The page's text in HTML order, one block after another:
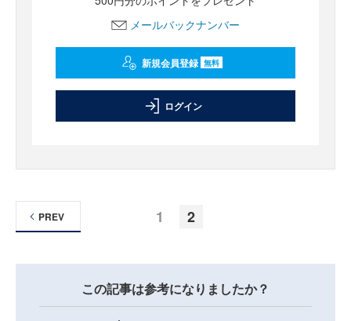
メールバックナンバー
新規会員登録 無料
ログイン
1 2
PREV
この記事は参考になりましたか？